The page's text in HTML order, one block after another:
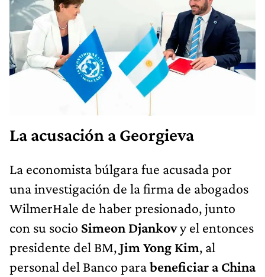
La acusación a Georgieva
La economista búlgara fue acusada por
una investigación de la firma de abogados
WilmerHale de haber presionado, junto
con su socio Simeon Djankovy el entonces
presidente del BM,Jim Yong Kim, al
personal del Banco parabeneficiar a China